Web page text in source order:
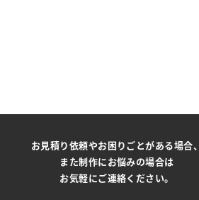
お見積り依頼やお困りごとがある場合、
また制作にお悩みの場合は
お気軽にご連絡ください。